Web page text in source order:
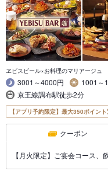
ヱビスビール×お料理のマリアージュ
3001～4000円
1001～
京王線調布駅徒歩2分
【アプリ予約限定】最大350ポイン
クーポン
【月火限定】ご宴会コース、